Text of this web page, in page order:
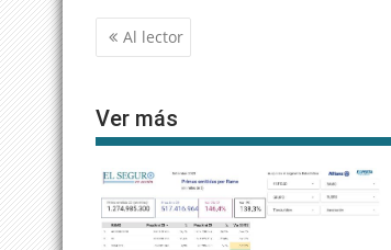
Navegación
de
Al lector
Ver más